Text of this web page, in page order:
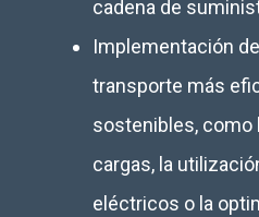
cadena de
Implementación
transporte más
sostenibles, como
cargas, la
eléctricos o la